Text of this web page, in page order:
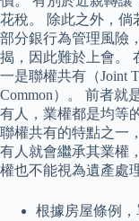
花稅。 除此之外，倘
部分銀行為管理風險
揭，因此難於上會。
一是聯權共有（Joint
Common）。 前者就
有人，業權都是均等
聯權共有的特點之一
有人就會繼承其業權
權也不能視為遺產處
根據房屋條例